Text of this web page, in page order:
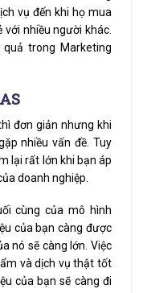
vụ đến khi họ mua
với nhiều người khác.
trong Marketing
đơn giản nhưng khi
nhiều vấn đề. Tuy
lại rất lớn khi bạn áp
doanh nghiệp.
cùng của mô hình
của bạn càng được
nó sẽ càng lớn. Việc
và dịch vụ thật tốt
của bạn sẽ càng đi